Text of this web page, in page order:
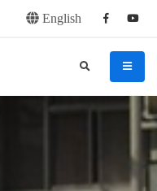
English Facebook
研究所 menu
search